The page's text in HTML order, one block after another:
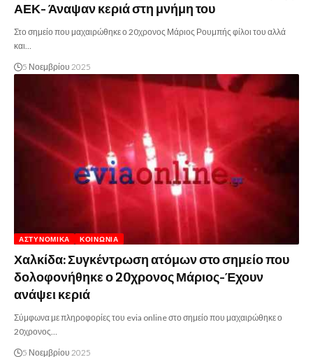
ΑΕΚ- Άναψαν κεριά στη μνήμη του
Στο σημείο που μαχαιρώθηκε ο 20χρονος Μάριος Ρουμπής φίλοι του αλλά
και…
5 Νοεμβρίου 2025
ΑΣΤΥΝΟΜΙΚΆ ΚΟΙΝΩΝΊΑ
Χαλκίδα: Συγκέντρωση ατόμων στο σημείο που
δολοφονήθηκε ο 20χρονος Μάριος-Έχουν
ανάψει κεριά
Σύμφωνα με πληροφορίες του evia online στο σημείο που μαχαιρώθηκε ο
20χρονος…
5 Νοεμβρίου 2025